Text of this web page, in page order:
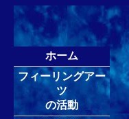
ホーム
フィーリングアー
ツ
の活動